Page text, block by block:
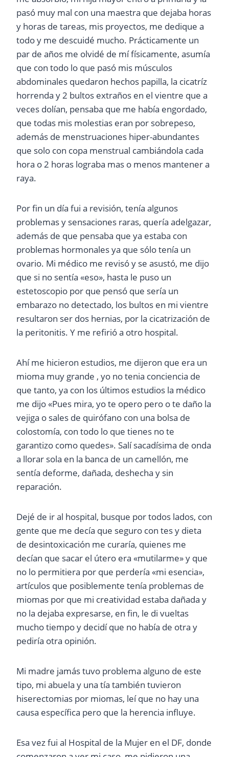
pasó muy mal con una maestra que dejaba horas
y horas de tareas, mis proyectos, me dedique a
todo y me descuidé mucho. Prácticamente un
par de años me olvidé de mí físicamente, asumía
que con todo lo que pasó mis músculos
abdominales quedaron hechos papilla, la cicatríz
horrenda y 2 bultos extraños en el vientre que a
veces dolían, pensaba que me había engordado,
que todas mis molestias eran por sobrepeso,
además de menstruaciones hiper-abundantes
que solo con copa menstrual cambiándola cada
hora o 2 horas lograba mas o menos mantener a
raya.
Por fin un día fui a revisión, tenía algunos
problemas y sensaciones raras, quería adelgazar,
además de que pensaba que ya estaba con
problemas hormonales ya que sólo tenía un
ovario. Mi médico me revisó y se asustó, me dijo
que si no sentía «eso», hasta le puso un
estetoscopio por que pensó que sería un
embarazo no detectado, los bultos en mi vientre
resultaron ser dos hernias, por la cicatrización de
la peritonitis. Y me refirió a otro hospital.
Ahí me hicieron estudios, me dijeron que era un
mioma muy grande , yo no tenia conciencia de
que tanto, ya con los últimos estudios la médico
me dijo «Pues mira, yo te opero pero o te daño la
vejiga o sales de quirófano con una bolsa de
colostomía, con todo lo que tienes no te
garantizo como quedes». Salí sacadísima de onda
a llorar sola en la banca de un camellón, me
sentía deforme, dañada, deshecha y sin
reparación.
Dejé de ir al hospital, busque por todos lados, con
gente que me decía que seguro con tes y dieta
de desintoxicación me curaría, quienes me
decían que sacar el útero era «mutilarme» y que
no lo permitiera por que perdería «mi esencia»,
artículos que posiblemente tenía problemas de
miomas por que mi creatividad estaba dañada y
no la dejaba expresarse, en fin, le di vueltas
mucho tiempo y decidí que no había de otra y
pediría otra opinión.
Mi madre jamás tuvo problema alguno de este
tipo, mi abuela y una tía también tuvieron
hiserectomias por miomas, leí que no hay una
causa específica pero que la herencia influye.
Esa vez fui al Hospital de la Mujer en el DF, donde